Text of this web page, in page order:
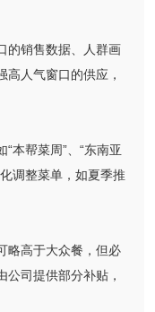
的销售数据、人群画
人气窗口的供应，
本帮菜周”、“东南亚
调整菜单，如夏季推
略高于大众餐，但必
司提供部分补贴，